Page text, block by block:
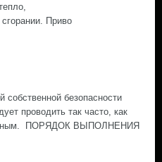
Приво
собственной безопасности
проводить так часто, как
ПОРЯДОК ВЫПОЛНЕНИЯ